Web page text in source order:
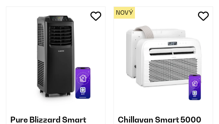
Pure Blizzard Smart
Chillavan Smart 5000
NOVÝ